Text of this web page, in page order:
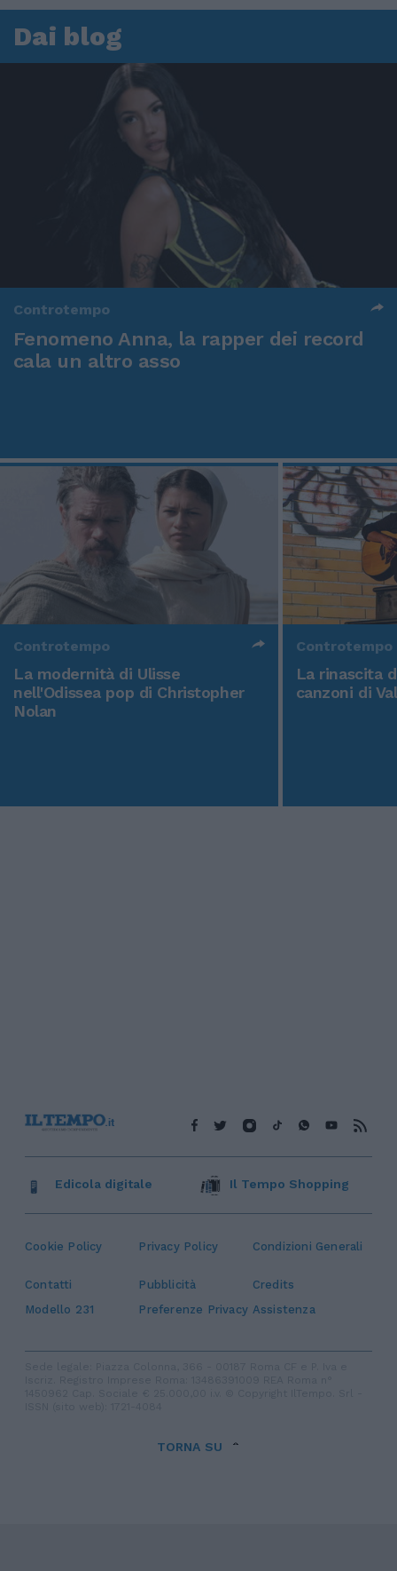
Dai blog
Controtempo
Fenomeno Anna, la rapper dei record
cala un altro asso
Controtempo
La modernità di Ulisse
nell'Odissea pop di Christopher
Nolan
Controtempo
La rinascita
canzoni di
Cookie Policy Privacy Policy Condizioni Generali
Contatti Pubblicità
Credits
Modello 231
Preferenze Privacy Assistenza
Edicola digitale Il Tempo Shopping
TORNA SU